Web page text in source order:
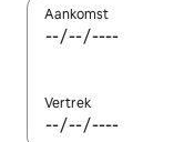
Aankomst
Vertrek